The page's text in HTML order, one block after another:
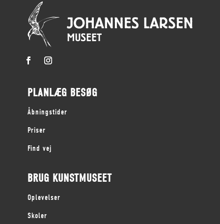
PLANLÆG BESØG
Åbningstider
Priser
Find vej
BRUG KUNSTMUSEET
Oplevelser
Skoler